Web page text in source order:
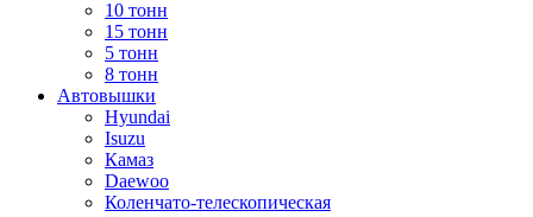
10 тонн
15 тонн
5 тонн
8 тонн
Автовышки
Hyundai
Isuzu
Камаз
Daewoo
Коленчато-телескопическая